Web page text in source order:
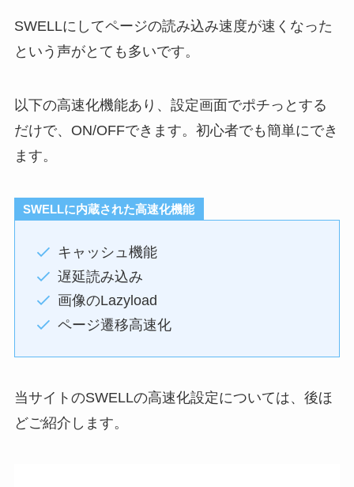
SWELLにしてページの読み込み速度が速くなった
という声がとても多いです。
以下の高速化機能あり、設定画面でポチっとする
だけで、ON/OFFできます。初心者でも簡単にでき
ます。
SWELLに内蔵された高速化機能
キャッシュ機能
遅延読み込み
画像のLazyload
ページ遷移高速化
当サイトのSWELLの高速化設定については、後ほ
どご紹介します。